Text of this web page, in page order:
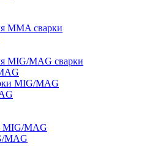
MMA сварки
MIG/MAG сварки
MIG/MAG
MIG/MAG
MAG